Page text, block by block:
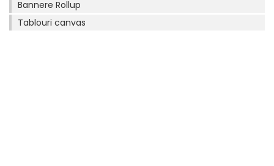
Bannere Rollup
Tablouri canvas